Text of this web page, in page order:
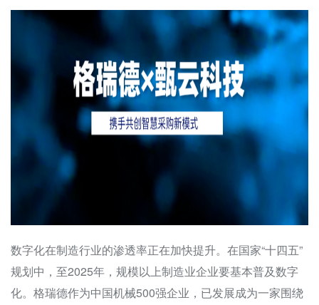
立即试用
售前咨询：400-116-6869
售后服务：400-116-0808
数字化在制造行业的渗透率正在加快提升。在国家“十四五”
规划中，至2025年，规模以上制造业企业要基本普及数字
化。格瑞德作为中国机械500强企业，已发展成为一家围绕